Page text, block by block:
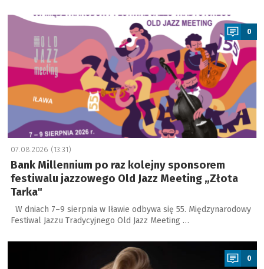
a
0
07.08.2026 (13:31)
Bank Millennium po raz kolejny sponsorem
festiwalu jazzowego Old Jazz Meeting „Złota
Tarka"
W dniach 7–9 sierpnia w Iławie odbywa się 55. Międzynarodowy
Festiwal Jazzu Tradycyjnego Old Jazz Meeting …
a
0